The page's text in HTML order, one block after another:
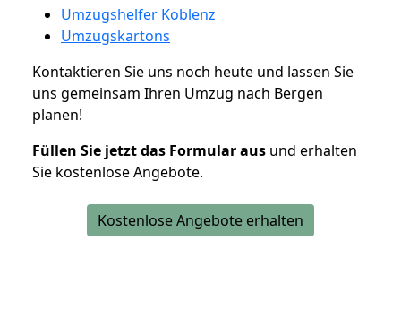
Umzugshelfer Koblenz
Umzugskartons
Kontaktieren Sie uns noch heute und lassen Sie
uns gemeinsam Ihren Umzug nach Bergen
planen!
Füllen Sie jetzt das Formular aus und erhalten
Sie kostenlose Angebote.
Kostenlose Angebote erhalten